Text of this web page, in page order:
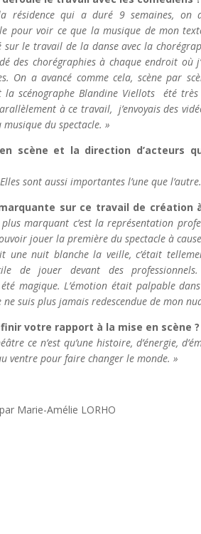
résidence qui a duré 9 semaines,
pour voir ce que la musique de mon
sur le travail de la danse avec la
des chorégraphies à chaque endroit où
On a avancé comme cela, scène par
la scénographe Blandine Viellots été
à ce travail, j’envoyais des
du spectacle. »
scène et la direction d’acteurs
sont aussi importantes l’une que
sur ce travail de création
marquant c’est la représentation
jouer la première du spectacle à
une nuit blanche la veille, c’était
de jouer devant des
magique. L’émotion était palpable
ne suis plus jamais redescendue de mon
votre rapport à la mise en scène ?
ce n’est qu’une histoire, d’énergie,
ventre pour faire changer le monde. »
Marie-Amélie LORHO